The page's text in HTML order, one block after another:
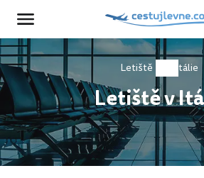
Letiště Itálie
Letiště v